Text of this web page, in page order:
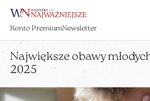
Konto PremiumNewsletter
Największe obawy
2025